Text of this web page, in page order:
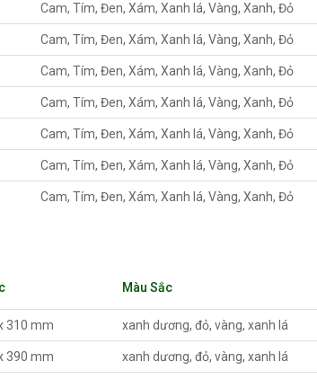
Cam, Tím, Đen, Xám, Xanh lá, Vàng, Xanh, Đỏ
Cam, Tím, Đen, Xám, Xanh lá, Vàng, Xanh, Đỏ
Cam, Tím, Đen, Xám, Xanh lá, Vàng, Xanh, Đỏ
Cam, Tím, Đen, Xám, Xanh lá, Vàng, Xanh, Đỏ
Cam, Tím, Đen, Xám, Xanh lá, Vàng, Xanh, Đỏ
Cam, Tím, Đen, Xám, Xanh lá, Vàng, Xanh, Đỏ
Cam, Tím, Đen, Xám, Xanh lá, Vàng, Xanh, Đỏ
Màu Sắc
310 mm xanh dương, đỏ, vàng, xanh lá
390 mm xanh dương, đỏ, vàng, xanh lá